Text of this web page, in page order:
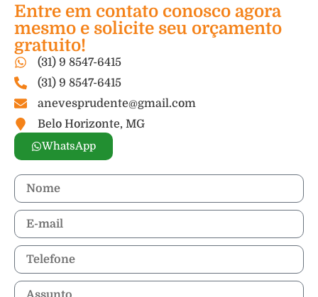
Entre em contato conosco agora
mesmo e solicite seu orçamento
gratuito!
(31) 9 8547-6415
(31) 9 8547-6415
anevesprudente@gmail.com
Belo Horizonte, MG
WhatsApp